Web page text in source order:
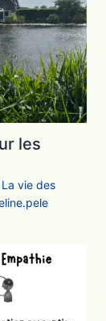
les
La vie des